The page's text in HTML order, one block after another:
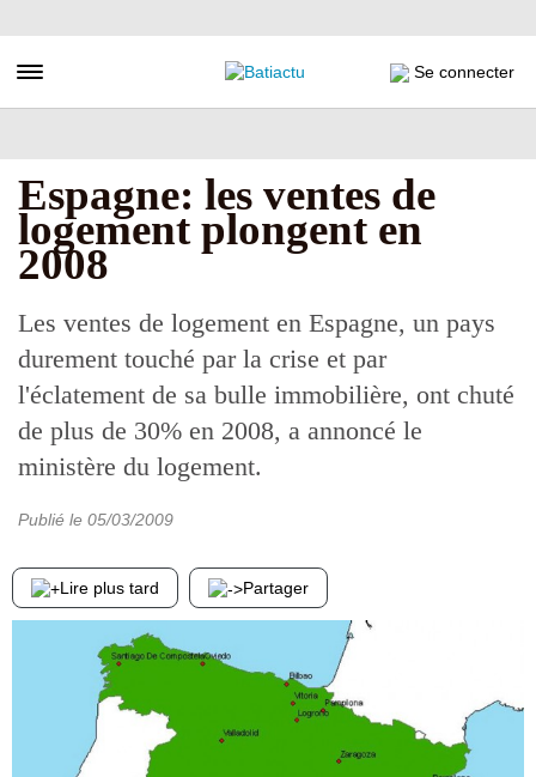
au
principal
Toggle navigation Se connecter
Espagne: les ventes de
logement plongent en
2008
Les ventes de logement en Espagne, un pays
durement touché par la crise et par
l'éclatement de sa bulle immobilière, ont chuté
de plus de 30% en 2008, a annoncé le
ministère du logement.
Publié le 05/03/2009
Lire plus tard Partager